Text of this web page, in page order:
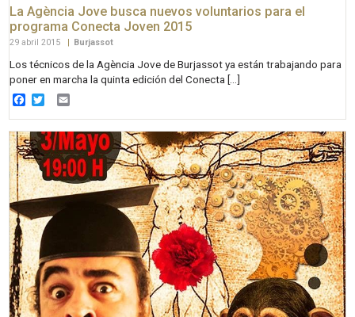
La Agència Jove busca nuevos voluntarios para el
programa Conecta Joven 2015
29 abril 2015 | Burjassot
Los técnicos de la Agència Jove de Burjassot ya están trabajando para
poner en marcha la quinta edición del Conecta […]
Facebook
Twitter